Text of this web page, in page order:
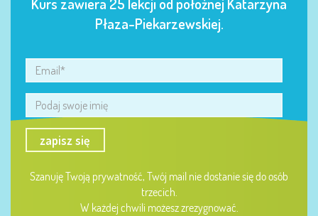
Płaza-Piekarzewskiej.
zapisz się
Szanuję Twoją prywatność, Twój mail nie dostanie się do osób
trzecich.
W każdej chwili możesz zrezygnować.